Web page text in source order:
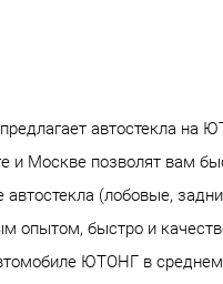
автостекла на
и Москве позволят вам
автостекла (лобовые,
опытом, быстро и
ЮТОНГ в среднем